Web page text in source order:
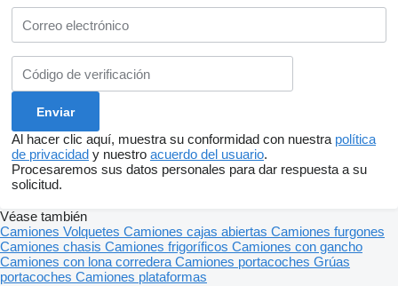
Al hacer clic aquí, muestra su conformidad con nuestra política
de privacidad y nuestro acuerdo del usuario.
Procesaremos sus datos personales para dar respuesta a su
solicitud.
Véase también
Camiones Volquetes Camiones cajas abiertas Camiones furgones
Camiones chasis Camiones frigoríficos Camiones con gancho
Camiones con lona corredera Camiones portacoches Grúas
portacoches Camiones plataformas